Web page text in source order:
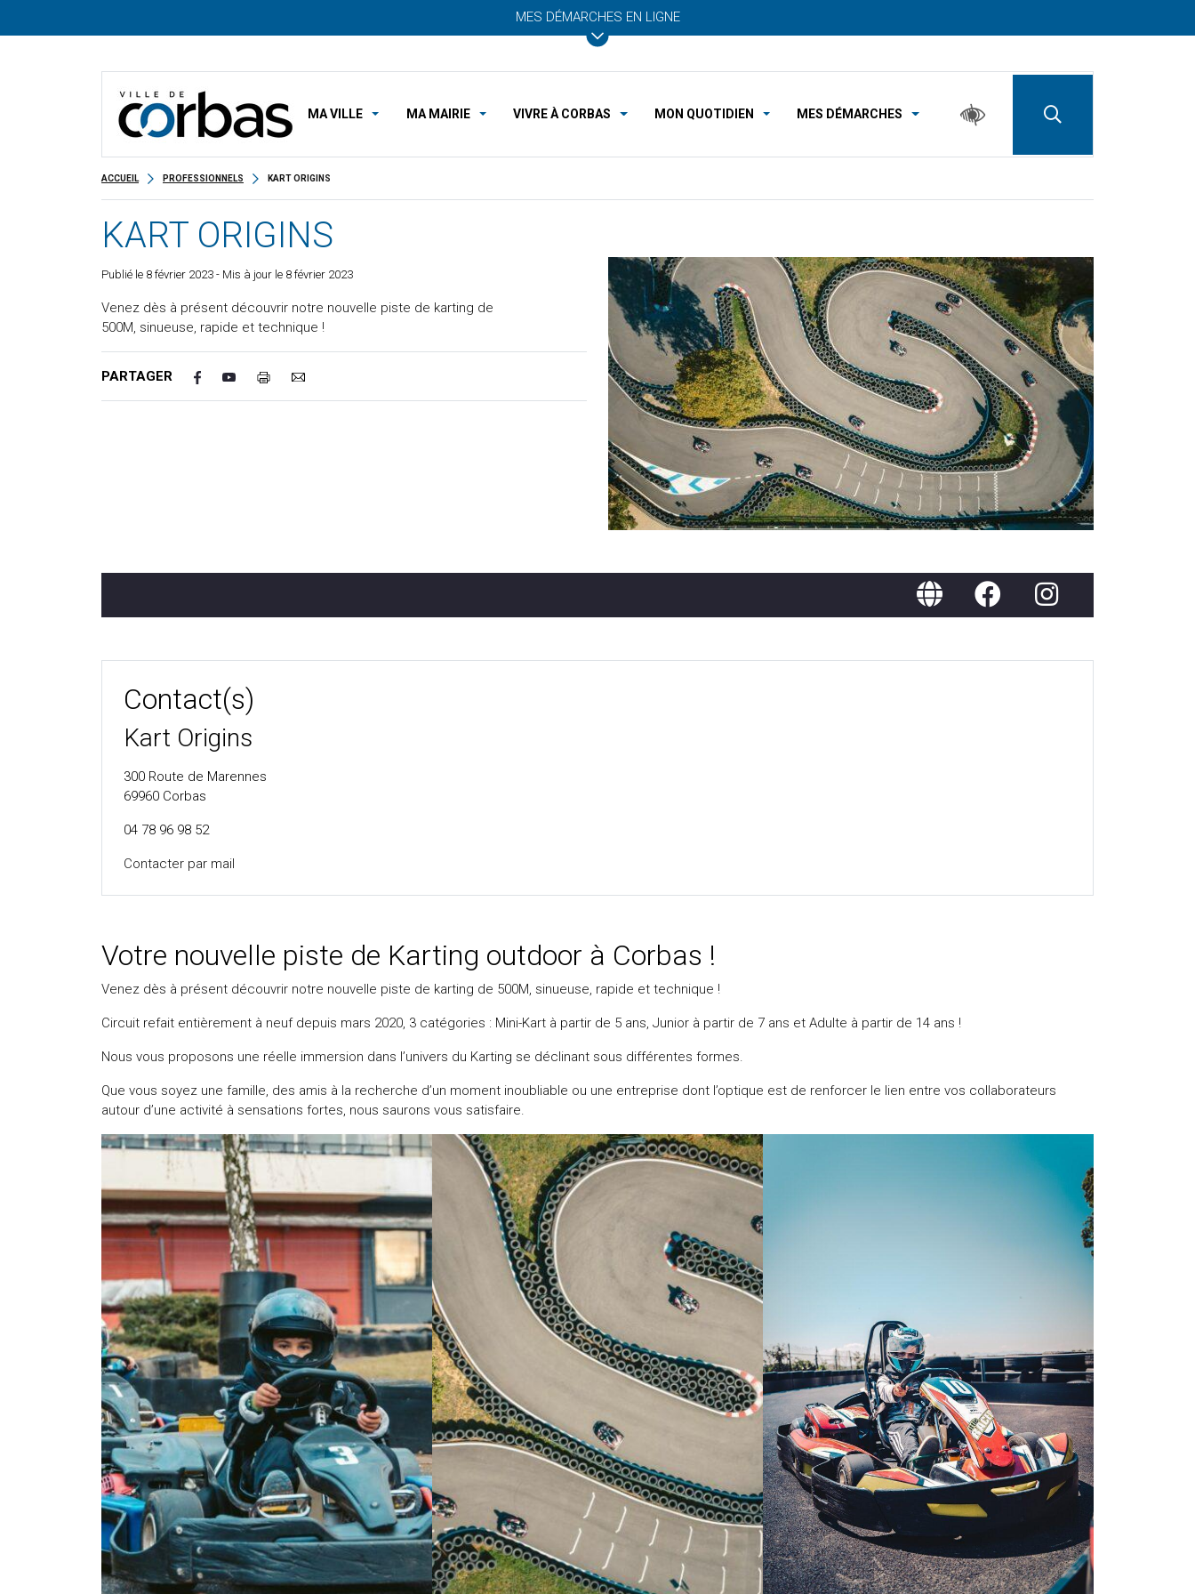
MES DÉMARCHES EN LIGNE
MA VILLE MA MAIRIE VIVRE À CORBAS MON QUOTIDIEN MES DÉMARCHES
ACCUEIL PROFESSIONNELS KART ORIGINS
KART ORIGINS
Publié le 8 février 2023 - Mis à jour le 8 février 2023
Venez dès à présent découvrir notre nouvelle piste de karting de
500M, sinueuse, rapide et technique !
PARTAGER
Contact(s)
Kart Origins
300 Route de Marennes
69960 Corbas
04 78 96 98 52
Contacter par mail
Votre nouvelle piste de Karting outdoor à Corbas !
Venez dès à présent découvrir notre nouvelle piste de karting de 500M, sinueuse, rapide et technique !
Circuit refait entièrement à neuf depuis mars 2020, 3 catégories : Mini-Kart à partir de 5 ans, Junior à partir de 7 ans et Adulte à partir de 14 ans !
Nous vous proposons une réelle immersion dans l’univers du Karting se déclinant sous différentes formes.
Que vous soyez une famille, des amis à la recherche d’un moment inoubliable ou une entreprise dont l’optique est de renforcer le lien entre vos collaborateurs
autour d’une activité à sensations fortes, nous saurons vous satisfaire.